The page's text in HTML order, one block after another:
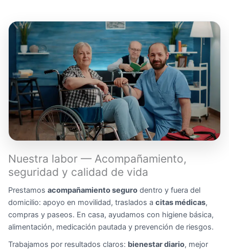
Nuestra labor — Acompañamiento,
seguridad y calidad de vida
Prestamos acompañamiento seguro dentro y fuera del
domicilio: apoyo en movilidad, traslados a citas médicas,
compras y paseos. En casa, ayudamos con higiene básica,
alimentación, medicación pautada y prevención de riesgos.
Trabajamos por resultados claros: bienestar diario, mejor